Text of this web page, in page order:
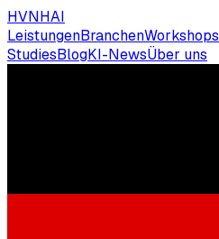
HVNHAI
LeistungenBranchenWorkshops
StudiesBlogKI-NewsÜber uns